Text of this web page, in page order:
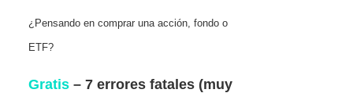
¿Pensando en comprar una acción, fondo o
ETF?
Gratis – 7 errores fatales (muy